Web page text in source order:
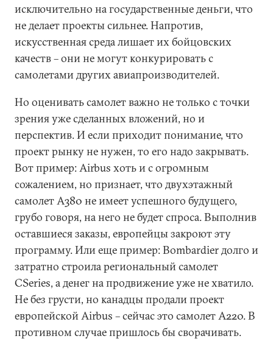
исключительно на государственные деньги, что
не делает проекты сильнее. Напротив,
искусственная среда лишает их бойцовских
качеств – они не могут конкурировать с
самолетами других авиапроизводителей.
Но оценивать самолет важно не только с точки
зрения уже сделанных вложений, но и
перспектив. И если приходит понимание, что
проект рынку не нужен, то его надо закрывать.
Вот пример: Airbus хоть и с огромным
сожалением, но признает, что двухэтажный
самолет А380 не имеет успешного будущего,
грубо говоря, на него не будет спроса. Выполнив
оставшиеся заказы, европейцы закроют эту
программу. Или еще пример: Bombardier долго и
затратно строила региональный самолет
CSeries, а денег на продвижение уже не хватило.
Не без грусти, но канадцы продали проект
европейской Airbus – сейчас это самолет А220. В
противном случае пришлось бы сворачивать.